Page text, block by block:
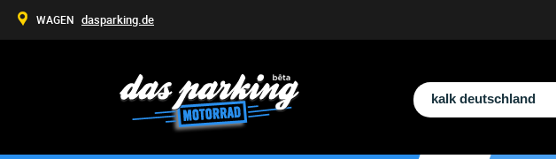
WAGEN dasparking.de